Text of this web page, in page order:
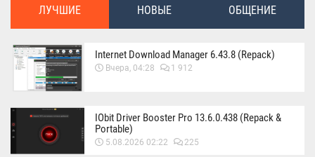
ЛУЧШИЕ НОВЫЕ ОБЩЕНИЕ
Internet Download Manager 6.43.8 (Repack)
Вчера, 04:28 1 912
IObit Driver Booster Pro 13.6.0.438 (Repack &
Portable)
5.08.2026 02:22 225